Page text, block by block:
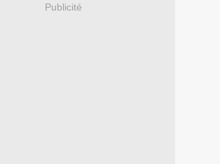
Publicité